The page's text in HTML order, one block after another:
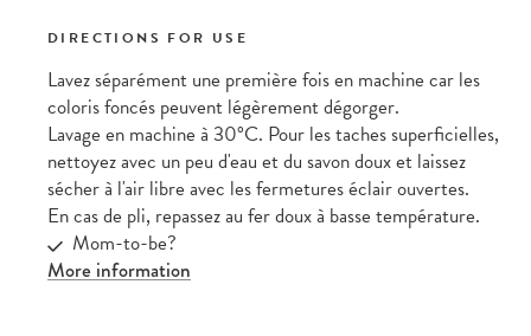
DIRECTIONS FOR USE
Lavez séparément une première fois en machine car les
coloris foncés peuvent légèrement dégorger.
Lavage en machine à 30°C. Pour les taches superficielles,
nettoyez avec un peu d'eau et du savon doux et laissez
sécher à l'air libre avec les fermetures éclair ouvertes.
En cas de pli, repassez au fer doux à basse température.
Mom-to-be?
More information